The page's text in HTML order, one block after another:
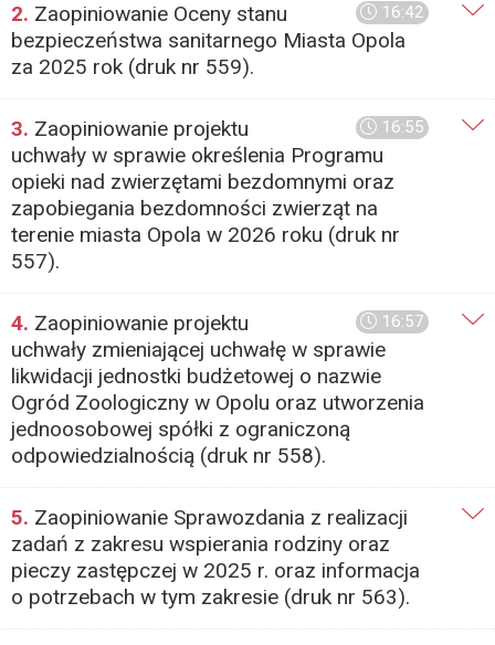
16:42
2. Zaopiniowanie Oceny stanu
bezpieczeństwa sanitarnego Miasta Opola
za 2025 rok (druk nr 559).
16:55
3. Zaopiniowanie projektu
uchwały w sprawie określenia Programu
opieki nad zwierzętami bezdomnymi oraz
zapobiegania bezdomności zwierząt na
terenie miasta Opola w 2026 roku (druk nr
557).
16:57
4. Zaopiniowanie projektu
uchwały zmieniającej uchwałę w sprawie
likwidacji jednostki budżetowej o nazwie
Ogród Zoologiczny w Opolu oraz utworzenia
jednoosobowej spółki z ograniczoną
odpowiedzialnością (druk nr 558).
5. Zaopiniowanie Sprawozdania z realizacji
zadań z zakresu wspierania rodziny oraz
pieczy zastępczej w 2025 r. oraz informacja
o potrzebach w tym zakresie (druk nr 563).